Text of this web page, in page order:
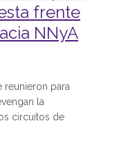
frente
NNyA
reunieron para
la
circuitos de